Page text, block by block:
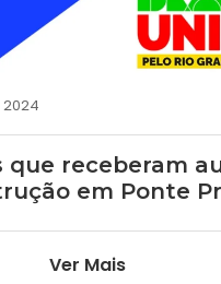
que receberam
em Ponte
Ver Mais